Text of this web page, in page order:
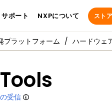
サポート NXPについて ストア
プラットフォーム ハードウェ
受信